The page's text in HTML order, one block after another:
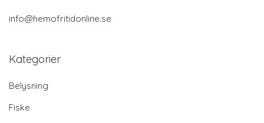
info@hemofritidonline.se
Kategorier
Belysning
Fiske